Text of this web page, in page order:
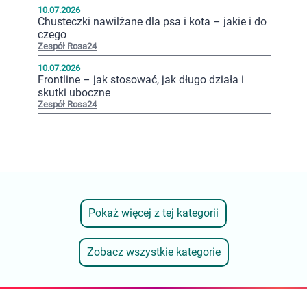
10.07.2026
Chusteczki nawilżane dla psa i kota – jakie i do
czego
Zespół Rosa24
10.07.2026
Frontline – jak stosować, jak długo działa i
skutki uboczne
Zespół Rosa24
Zobacz wszystkie kategorie
Pokaż więcej z tej kategorii